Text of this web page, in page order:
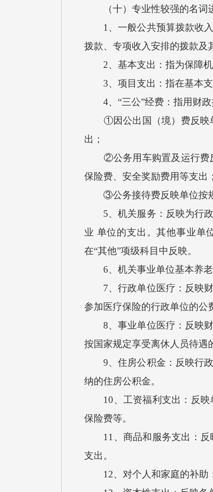
（十）专业性较强的名词进
1、一般公共预算拨款收入
拨款、专项收入安排的拨款及
2、基本支出：指为保障机
3、项目支出：指在基本支
4、“三公”经费：指用财政
①因公出国（境）费反映单
出；
②公务用车购置及运行费反
保险费、安全奖励费用等支出；
③公务接待费反映单位按规
5、机关服务：反映为行政
业 单位的支出。其他事业单
在“其他”项级科目中反映。
6、机关事业单位基本养老
7、行政单位医疗：反映财
参加医疗保险的行政单位的公
8、事业单位医疗：反映财
按国家规定享受离休人员待遇
9、住房公积金：反映行政
纳的住房公积金。
10、工资福利支出：反映
保险费等。
11、商品和服务支出：反
支出。
12、对个人和家庭的补助：